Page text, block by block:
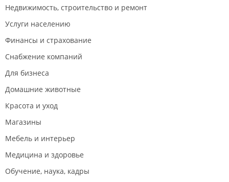
Недвижимость, строительство и ремонт
Услуги населению
Финансы и страхование
Снабжение компаний
Для бизнеса
Домашние животные
Красота и уход
Магазины
Мебель и интерьер
Медицина и здоровье
Обучение, наука, кадры